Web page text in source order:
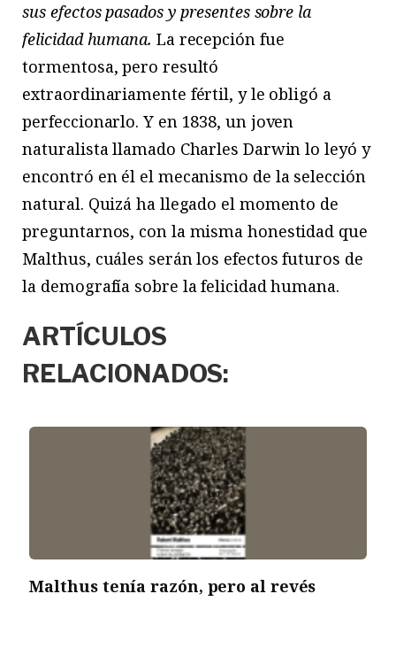
sus efectos pasados y presentes sobre la
felicidad humana. La recepción fue
tormentosa,pero resultó
extraordinariamente fértil, y le obligó a
perfeccionarlo. Y en 1838, un joven
naturalista llamado Charles Darwin lo leyó y
encontró en él el mecanismo de la selección
natural. Quizá ha llegado el momento de
preguntarnos, con la misma honestidad que
Malthus, cuáles serán los efectos futuros de
la demografía sobre la felicidad humana.
ARTÍCULOS
RELACIONADOS:
Malthus tenía razón, pero al revés